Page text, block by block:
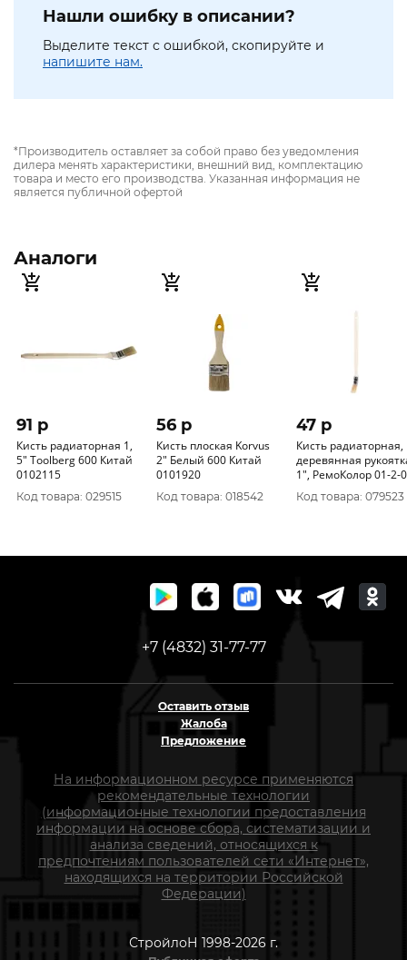
Нашли ошибку в описании?
Выделите текст с ошибкой, скопируйте и
напишите нам.
*Производитель оставляет за собой право без уведомления
дилера менять характеристики, внешний вид, комплектацию
товара и место его производства. Указанная информация не
является публичной офертой
Аналоги
91 p
Кисть радиаторная 1,
5" Toolberg 600 Китай
0102115
Код товара: 029515
56 p
Кисть плоская Korvus
2" Белый 600 Китай
0101920
Код товара: 018542
47 p
Кисть радиаторная,
деревянная
1", РемоКолор 01-2-010
(упак. 12 шт)
Код товара: 079523
+7 (4832) 31-77-77
Оставить отзыв
Жалоба
Предложение
На информационном ресурсе применяются
рекомендательные технологии
(информационные технологии предоставления
информации на основе сбора, систематизации и
анализа сведений, относящихся к
предпочтениям пользователей сети «Интернет»,
находящихся на территории Российской
Федерации)
СтройлоН 1998-2026 г.